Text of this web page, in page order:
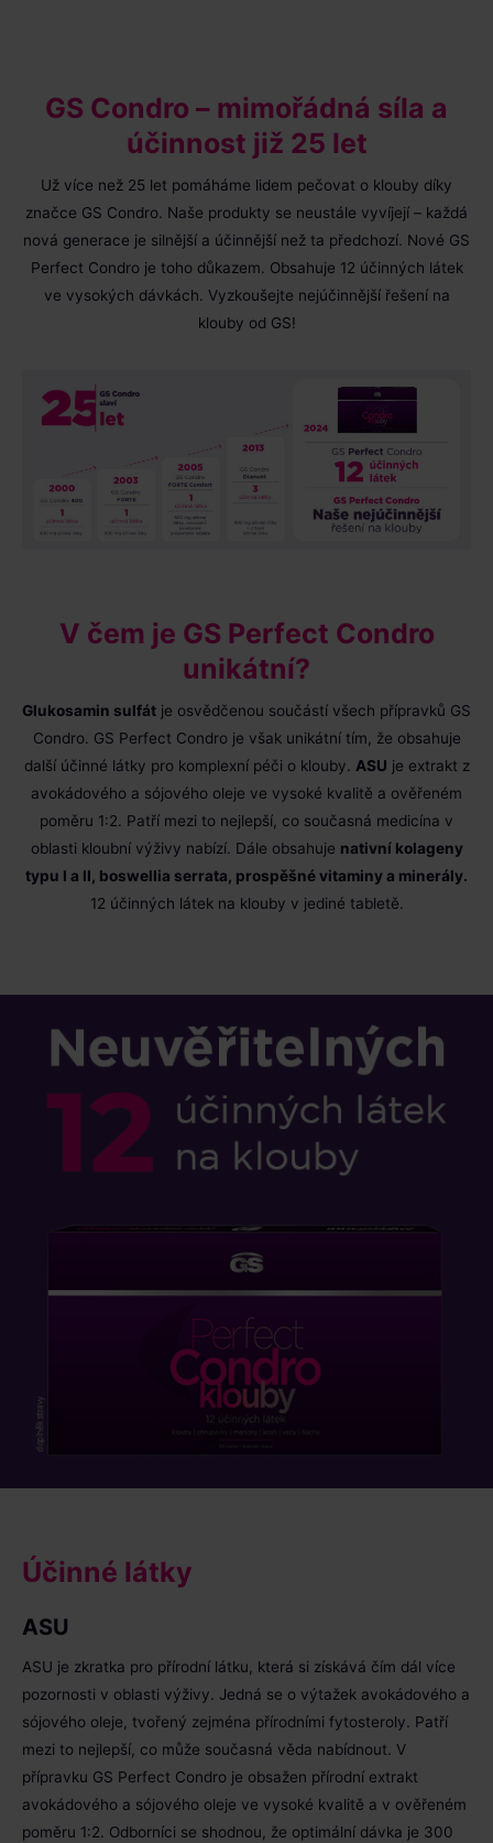
GS Condro – mimořádná síla a
účinnost již 25 let
Už více než 25 let pomáháme lidem pečovat o klouby díky
značce GS Condro. Naše produkty se neustále vyvíjejí – každá
nová generace je silnější a účinnější než ta předchozí. Nové GS
Perfect Condro je toho důkazem. Obsahuje 12 účinných látek
ve vysokých dávkách. Vyzkoušejte nejúčinnější řešení na
klouby od GS!
V čem je GS Perfect Condro
unikátní?
Glukosamin sulfát je osvědčenou součástí všech přípravků GS
Condro. GS Perfect Condro je však unikátní tím, že obsahuje
další účinné látky pro komplexní péči o klouby. ASU je extrakt z
avokádového a sójového oleje ve vysoké kvalitě a ověřeném
poměru 1:2. Patří mezi to nejlepší, co současná medicína v
oblasti kloubní výživy nabízí. Dále obsahuje nativní kolageny
typu I a II, boswellia serrata, prospěšné vitaminy a minerály.
12 účinných látek na klouby v jediné tabletě.
Účinné látky
ASU
ASU je zkratka pro přírodní látku, která si získává čím dál více
pozornosti v oblasti výživy. Jedná se o výtažek avokádového a
sójového oleje, tvořený zejména přírodními fytosteroly. Patří
mezi to nejlepší, co může současná věda nabídnout. V
přípravku GS Perfect Condro je obsažen přírodní extrakt
avokádového a sójového oleje ve vysoké kvalitě a v ověřeném
poměru 1:2. Odborníci se shodnou, že optimální dávka je 300